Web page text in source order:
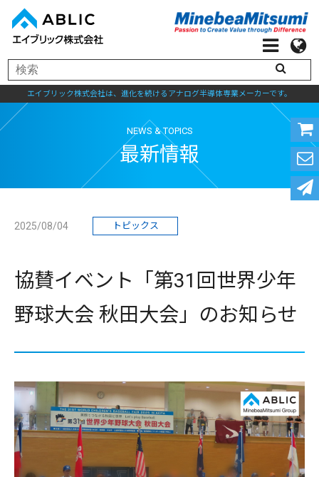
エイブリック株式会社は、進化を続けるアナログ半導体専業メーカーです。
NEWS & TOPICS
最新情報
2025/08/04 トピックス
協賛イベント「第31回世界少年
野球大会 秋田大会」のお知らせ